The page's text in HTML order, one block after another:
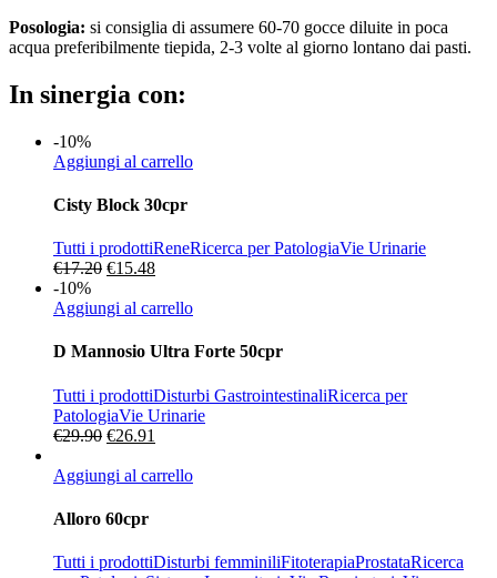
Posologia: si consiglia di assumere 60-70 gocce diluite in poca
acqua preferibilmente tiepida, 2-3 volte al giorno lontano dai pasti.
In sinergia con:
-10%
Aggiungi al carrello
Cisty Block 30cpr
Tutti i prodottiReneRicerca per PatologiaVie Urinarie
€17.20 Il
originale
€17.20.
€15.48Il
attuale
€15.48.
-10%
Aggiungi al carrello
D Mannosio Ultra Forte 50cpr
Tutti i prodottiDisturbi GastrointestinaliRicerca per
PatologiaVie Urinarie
€29.90 Il
originale
€29.90.
€26.91
attuale
Aggiungi al carrello
Alloro 60cpr
Tutti i prodottiDisturbi femminiliFitoterapiaProstataRicerca